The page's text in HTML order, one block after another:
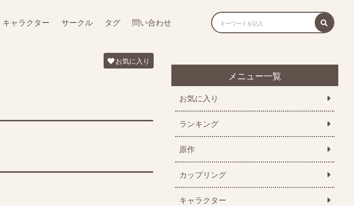
キャラクター サークル タグ 問い合わせ
お気に入り
メニュー一覧
お気に入り
ランキング
原作
カップリング
キャラクター